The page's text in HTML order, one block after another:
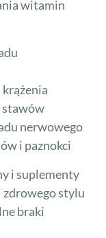
witamin
krążenia
stawów
nerwowego
i paznokci
i suplementy
zdrowego stylu
braki